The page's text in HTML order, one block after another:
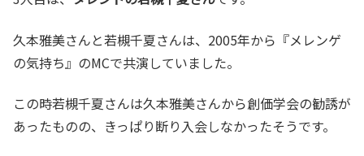
久本雅美さんと若槻千夏さんは、2005年から『メレンゲ
の気持ち』のMCで共演していました。
この時若槻千夏さんは久本雅美さんから創価学会の勧誘が
あったものの、きっぱり断り入会しなかったそうです。